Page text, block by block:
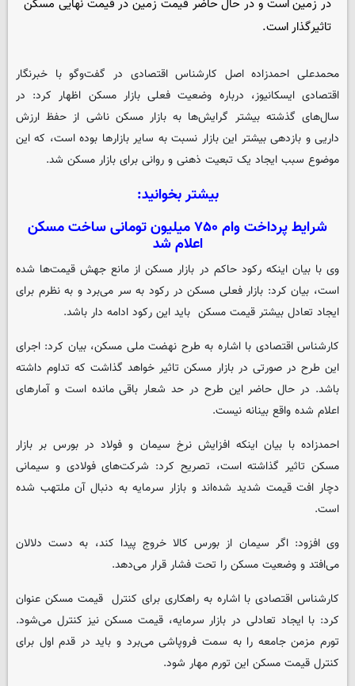
در زمین است و در حال حاضر قیمت زمین در قیمت نهایی مسکن
تاثیرگذار است.
محمدعلی احمدزاده اصل کارشناس اقتصادی در گفت‌وگو با خبرنگار
اقتصادی ایسکانیوز، درباره وضعیت فعلی بازار مسکن اظهار کرد: در
سال‌های گذشته بیشتر گرایش‌ها به بازار مسکن ناشی از حفظ ارزش
داریی و بازدهی بیشتر این بازار نسبت به سایر بازارها بوده است، که این
موضوع سبب ایجاد یک تبعیت ذهنی و روانی برای بازار مسکن شد.
بیشتر بخوانید:
شرایط پرداخت وام ۷۵۰ میلیون تومانی ساخت مسکن
اعلام شد
وی با بیان اینکه رکود حاکم در بازار مسکن از مانع جهش قیمت‌ها شده
است، بیان کرد: بازار فعلی مسکن در رکود به سر می‌برد و به نظرم برای
ایجاد تعادل بیشتر قیمت‌ مسکن باید این رکود ادامه دار باشد.
کارشناس اقتصادی با اشاره به طرح نهضت ملی مسکن، بیان کرد: اجرای
این طرح در صورتی در بازار مسکن تاثیر خواهد گذاشت که تداوم داشته
باشد. در حال حاضر این طرح در حد شعار باقی مانده است و آمارهای
اعلام شده واقع بینانه نیست.
احمدزاده با بیان اینکه افزایش نرخ سیمان و فولاد در بورس بر بازار
مسکن تاثیر گذاشته است، تصریح کرد: شرکت‌های فولادی و سیمانی
دچار افت قیمت شدید شده‌اند و بازار سرمایه به دنبال آن ملتهب شده
است.
وی افزود: اگر سیمان از بورس کالا خروج پیدا کند، به دست دلالان
می‌افتد و وضعیت مسکن را تحت فشار قرار می‌دهد.
کارشناس اقتصادی با اشاره به راهکاری برای کنترل قیمت مسکن عنوان
کرد: با ایجاد تعادلی در بازار سرمایه، قیمت مسکن نیز کنترل می‌شود.
تورم مزمن جامعه را به سمت فروپاشی می‌برد و باید در قدم اول برای
کنترل قیمت مسکن این تورم مهار شود.